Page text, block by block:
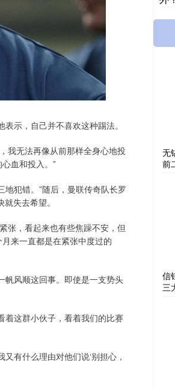
示，自己并不喜欢这种踢法。
我无法再像从前那样全身心地投
血和投入。”
犯错。”随后，曼联传奇队长罗
失去希望。
张，看起来也有些焦躁不安，但
来一直都是在紧张中度过的
帆风顺这回事。即使是一支势头
着这群小伙子，看着我们的比赛
有什么理由对他们说‘别担心，
无
前
信
三